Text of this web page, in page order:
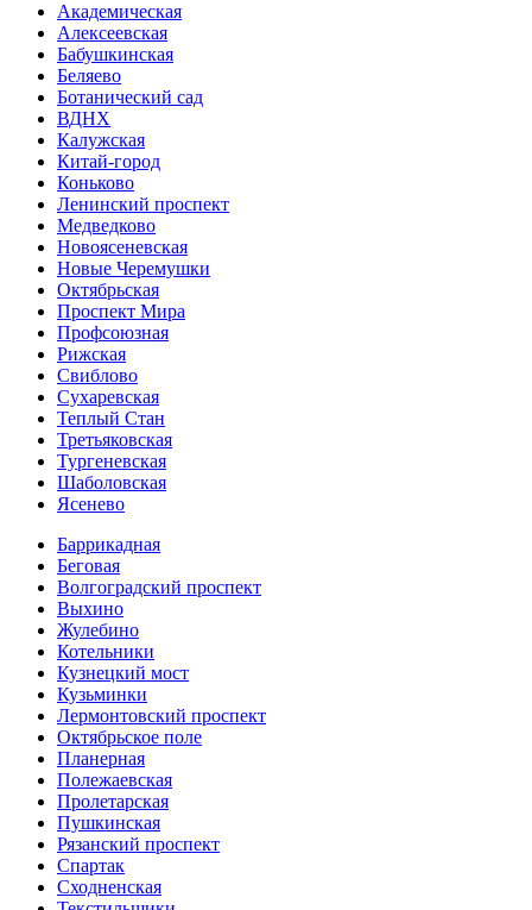
Академическая
Алексеевская
Бабушкинская
Беляево
Ботанический сад
ВДНХ
Калужская
Китай-город
Коньково
Ленинский проспект
Медведково
Новоясе­невская
Новые Черемушки
Октябрьская
Проспект Мира
Профсоюзная
Рижская
Свиблово
Сухаревская
Теплый Стан
Третьяковская
Тургеневская
Шаболовская
Ясенево
Баррикадная
Беговая
Волгоградский проспект
Выхино
Жулебино
Котельники
Кузнецкий мост
Кузьминки
Лермонтовский проспект
Октябрьское поле
Планерная
Полежаевская
Пролетарская
Пушкинская
Рязанский проспект
Спартак
Сходненская